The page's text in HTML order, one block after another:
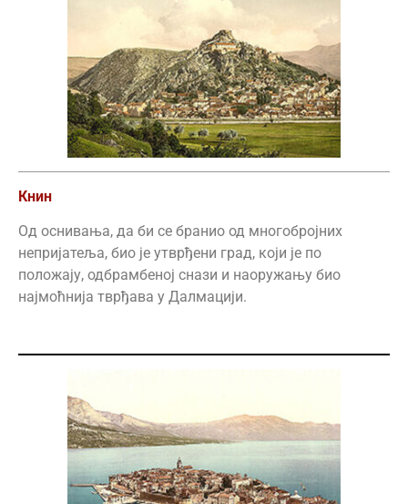
Книн
Од оснивања, да би се бранио од многобројних
непријатеља, био је утврђени град, који је по
положају, одбрамбеној снази и наоружању био
најмоћнија тврђава у Далмацији.